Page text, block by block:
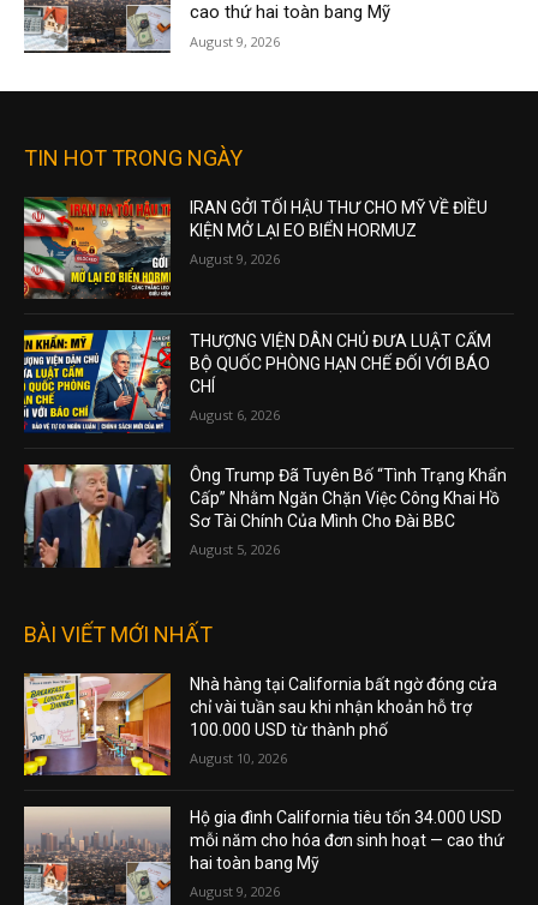
cao thứ hai toàn bang Mỹ
August 9, 2026
TIN HOT TRONG NGÀY
IRAN GỞI TỐI HẬU THƯ CHO MỸ VỀ ĐIỀU
KIỆN MỞ LẠI EO BIỂN HORMUZ
August 9, 2026
THƯỢNG VIỆN DÂN CHỦ ĐƯA LUẬT CẤM
BỘ QUỐC PHÒNG HẠN CHẾ ĐỐI VỚI BÁO
CHÍ
August 6, 2026
Ông Trump Đã Tuyên Bố “Tình Trạng Khẩn
Cấp” Nhằm Ngăn Chặn Việc Công Khai Hồ
Sơ Tài Chính Của Mình Cho Đài BBC
August 5, 2026
BÀI VIẾT MỚI NHẤT
Nhà hàng tại California bất ngờ đóng cửa
chỉ vài tuần sau khi nhận khoản hỗ trợ
100.000 USD từ thành phố
August 10, 2026
Hộ gia đình California tiêu tốn 34.000 USD
mỗi năm cho hóa đơn sinh hoạt — cao thứ
hai toàn bang Mỹ
August 9, 2026